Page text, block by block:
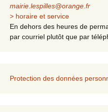
mairie.lespilles@orange.fr
> horaire et service
En dehors des heures de
par courriel plutôt que par
Protection des données